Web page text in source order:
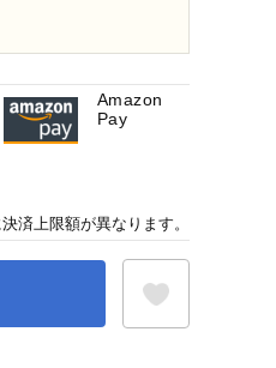
Amazon
Pay
済上限額が異なります。